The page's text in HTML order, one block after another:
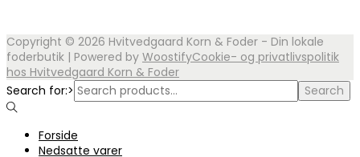
Copyright © 2026 Hvitvedgaard Korn & Foder - Din lokale
foderbutik | Powered by WoostifyCookie- og privatlivspolitik
hos Hvitvedgaard Korn & Foder
Search for:>
Search
Forside
Nedsatte varer